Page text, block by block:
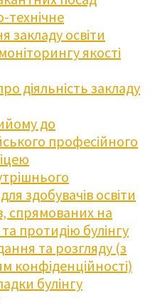
технічне
закладу освіти
якості
діяльність закладу
до
професійного
здобувачів освіти
спрямованих на
протидію булінгу
та розгляду (з
конфіденційності)
булінгу